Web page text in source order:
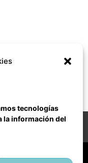
tecnologías
la información del